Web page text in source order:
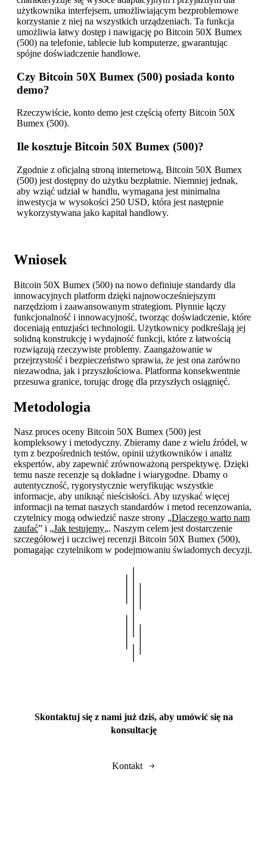
użytkownika interfejsem, umożliwiającym bezproblemowe
korzystanie z niej na wszystkich urządzeniach. Ta funkcja
umożliwia łatwy dostęp i nawigację po Bitcoin 50X Bumex
(500) na telefonie, tablecie lub komputerze, gwarantując
spójne doświadczenie handlowe.
Czy Bitcoin 50X Bumex (500) posiada konto
demo?
Rzeczywiście, konto demo jest częścią oferty Bitcoin 50X
Bumex (500).
Ile kosztuje Bitcoin 50X Bumex (500)?
Zgodnie z oficjalną stroną internetową, Bitcoin 50X Bumex
(500) jest dostępny do użytku bezpłatnie. Niemniej jednak,
aby wziąć udział w handlu, wymagana jest minimalna
inwestycja w wysokości 250 USD, która jest następnie
wykorzystywana jako kapitał handlowy.
Wniosek
Bitcoin 50X Bumex (500) na nowo definiuje standardy dla
innowacyjnych platform dzięki najnowocześniejszym
narzędziom i zaawansowanym strategiom. Płynnie łączy
funkcjonalność i innowacyjność, tworząc doświadczenie, które
doceniają entuzjaści technologii. Użytkownicy podkreślają jej
solidną konstrukcję i wydajność funkcji, które z łatwością
rozwiązują rzeczywiste problemy. Zaangażowanie w
przejrzystość i bezpieczeństwo sprawia, że jest ona zarówno
niezawodna, jak i przyszłościowa. Platforma konsekwentnie
przesuwa granice, torując drogę dla przyszłych osiągnięć.
Metodologia
Nasz proces oceny Bitcoin 50X Bumex (500) jest
kompleksowy i metodyczny. Zbieramy dane z wielu źródeł, w
tym z bezpośrednich testów, opinii użytkowników i analiz
ekspertów, aby zapewnić zrównoważoną perspektywę. Dzięki
temu nasze recenzje są dokładne i wiarygodne. Dbamy o
autentyczność, rygorystycznie weryfikując wszystkie
informacje, aby uniknąć nieścisłości. Aby uzyskać więcej
informacji na temat naszych standardów i metod recenzowania,
czytelnicy mogą odwiedzić nasze strony „Dlaczego warto nam
zaufać” i „Jak testujemy„. Naszym celem jest dostarczenie
szczegółowej i uczciwej recenzji Bitcoin 50X Bumex (500),
pomagając czytelnikom w podejmowaniu świadomych decyzji.
Skontaktuj się z nami już dziś, aby umówić się na
konsultację
Kontakt